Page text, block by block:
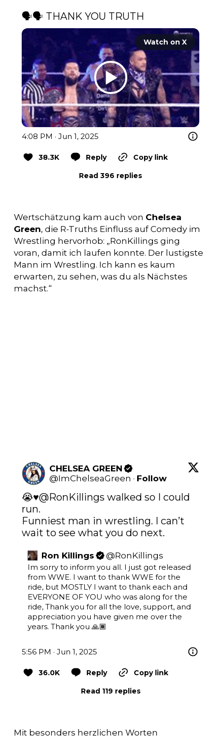
🗣🗣 THANK YOU TRUTH
Watch on X
4:08 PM · Jun 1, 2025
38.3K Reply Copy link
Read 396 replies
Wertschätzung kam auch von Chelsea
Green, die R-Truths Einfluss auf Comedy im
Wrestling hervorhob: „RonKillings ging
voran, damit ich laufen konnte. Der lustigste
Mann im Wrestling. Ich kann es kaum
erwarten, zu sehen, was du als Nächstes
machst.“
CHELSEA GREEN
@ImChelseaGreen · Follow
😭♥️@RonKillings walked so I could
run.
Funniest man in wrestling. I can’t
wait to see what you do next.
Ron Killings @RonKillings
Im sorry to inform you all. I just got released
from WWE. I want to thank WWE for the
ride, but MOSTLY I want to thank each and
EVERYONE OF YOU who was along for the
ride, Thank you for all the love, support, and
appreciation you have given me over the
years. Thank you 🙏🏾
5:56 PM · Jun 1, 2025
36.0K Reply Copy link
Read 119 replies
Mit besonders herzlichen Worten